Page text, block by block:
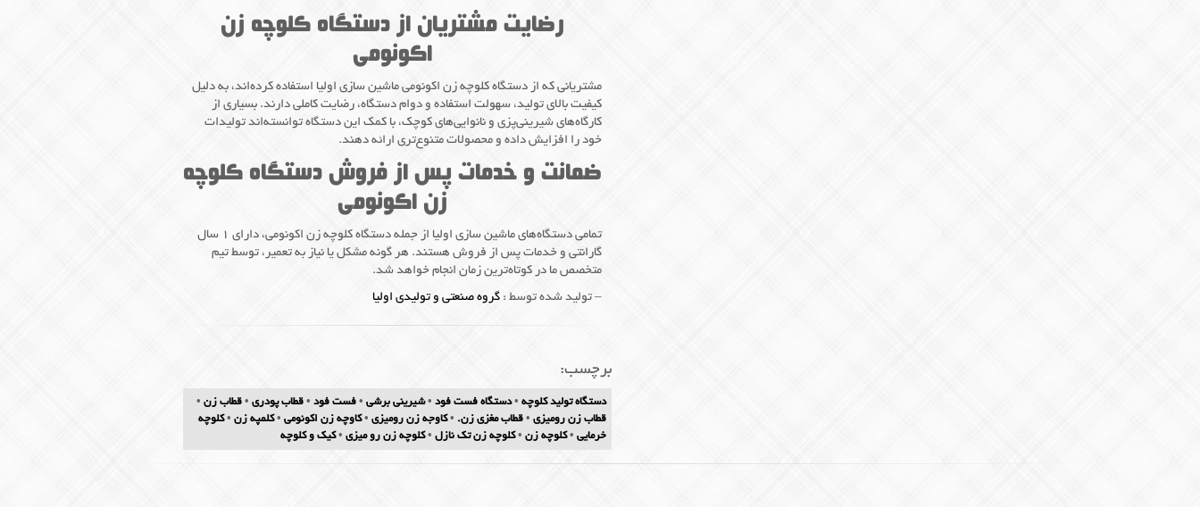
رضایت مشتریان از دستگاه کلوچه زن
اکونومی
مشتریانی که از دستگاه کلوچه زن اکونومی ماشین سازی اولیا استفاده کرده‌اند، به دلیل
کیفیت بالای تولید، سهولت استفاده و دوام دستگاه، رضایت کاملی دارند. بسیاری از
کارگاه‌های شیرینی‌پزی و نانوایی‌های کوچک، با کمک این دستگاه توانسته‌اند تولیدات
خود را افزایش داده و محصولات متنوع‌تری ارائه دهند.
ضمانت و خدمات پس از فروش دستگاه کلوچه
زن اکونومی
تمامی دستگاه‌های ماشین سازی اولیا از جمله دستگاه کلوچه زن اکونومی، دارای ۱ سال
گارانتی و خدمات پس از فروش هستند. هر گونه مشکل یا نیاز به تعمیر، توسط تیم
متخصص ما در کوتاه‌ترین زمان انجام خواهد شد.
– تولید شده توسط : گروه صنعتی و تولیدی اولیا
برچسب:
دستگاه تولید کلوچه •دستگاه فست فود •شیرینی برشی •فست فود •قطاب پودری •قطاب زن •
قطاب زن رومیزی •قطاب مغزی زن. •کاوجه زن رومیزی •کاوچه زن اکونومی •کلمپه زن •کلوچه
خرمایی •کلوچه زن •کلوچه زن تک نازل •کلوچه زن رو میزی •کیک و کلوچه